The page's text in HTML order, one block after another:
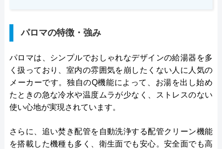
パロマの特徴・強み
パロマは、シンプルでおしゃれなデザインの給湯器を多
く扱っており、室内の雰囲気を崩したくない人に人気の
メーカーです。独自のQ機能によって、お湯を出し始め
たときの急な冷水や温度ムラが少なく、ストレスのない
使い心地が実現されています。
さらに、追い焚き配管を自動洗浄する配管クリーン機能
を搭載した機種も多く、衛生面でも安心。安全面でも高